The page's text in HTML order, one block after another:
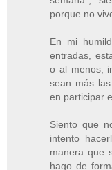
porque no
En mi
entradas,
o al menos,
sean más
en participar
Siento que
intento
manera que
hago de